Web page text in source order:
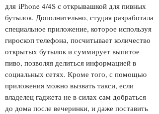
для iPhone 4/4S с открывашкой для пивных
бутылок. Дополнительно, студия разработала
специальное приложение, которое используя
гироскоп телефона, посчитывает количество
открытых бутылок и суммирует выпитое
пиво, позволяя делиться информацией в
социальных сетях. Кроме того, с помощью
приложения можно вызвать такси, если
владелец гаджета не в силах сам добраться
до дома после вечеринки, и даже поставить